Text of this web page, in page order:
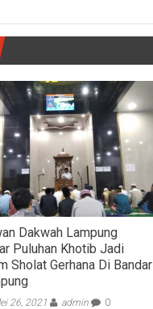
Dakwah Lampung
Puluhan Khotib Jadi
Sholat Gerhana Di Bandar
26, 2021 admin 0